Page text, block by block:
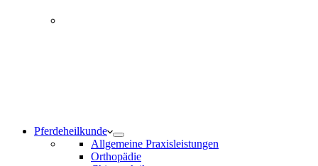
Pferdeheilkunde
Allgemeine Praxisleistungen
Orthopädie